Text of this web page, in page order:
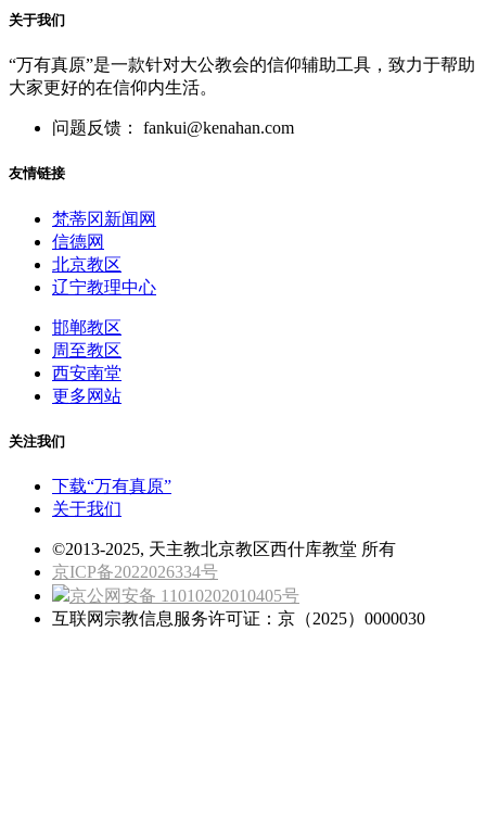
关于我们
“万有真原”是一款针对大公教会的信仰辅助工具，致力于帮助
大家更好的在信仰内生活。
问题反馈： fankui@kenahan.com
友情链接
梵蒂冈新闻网
信德网
北京教区
辽宁教理中心
邯郸教区
周至教区
西安南堂
更多网站
关注我们
下载“万有真原”
关于我们
©2013-2025, 天主教北京教区西什库教堂 所有
京ICP备2022026334号
京公网安备 11010202010405号
互联网宗教信息服务许可证：京（2025）0000030